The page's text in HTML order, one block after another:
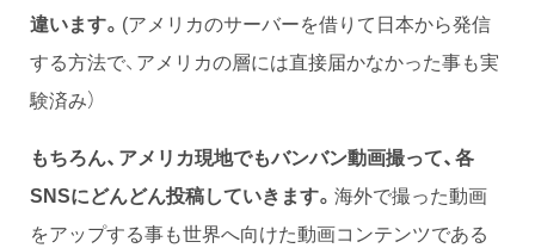
違います。 (アメリカのサーバーを借りて日本から発信
する方法で、アメリカの層には直接届かなかった事も実
験済み）
もちろん、アメリカ現地でもバンバン動画撮って、各
SNSにどんどん投稿していきます。 海外で撮った動画
をアップする事も世界へ向けた動画コンテンツである